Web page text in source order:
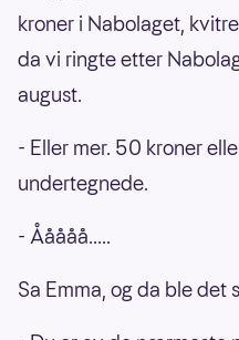
kroner i Nabolaget,
da vi ringte etter
august.
- Eller mer. 50 kroner
undertegnede.
- Ååååå.....
Sa Emma, og da ble det